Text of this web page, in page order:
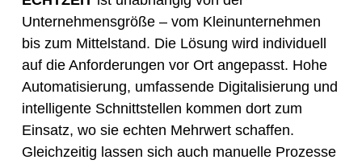
Unternehmensgröße – vom Kleinunternehmen
bis zum Mittelstand. Die Lösung wird individuell
auf die Anforderungen vor Ort angepasst. Hohe
Automatisierung, umfassende Digitalisierung und
intelligente Schnittstellen kommen dort zum
Einsatz, wo sie echten Mehrwert schaffen.
Gleichzeitig lassen sich auch manuelle Prozesse